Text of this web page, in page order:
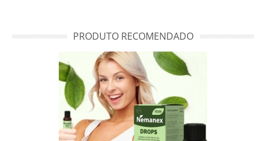
PRODUTO RECOMENDADO